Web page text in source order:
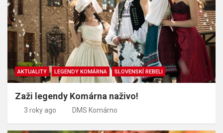
AKTUALITY LEGENDY KOMÁRNA SLOVENSKÍ REBELI
Zaži legendy Komárna naživo!
3 roky ago DMS Komárno